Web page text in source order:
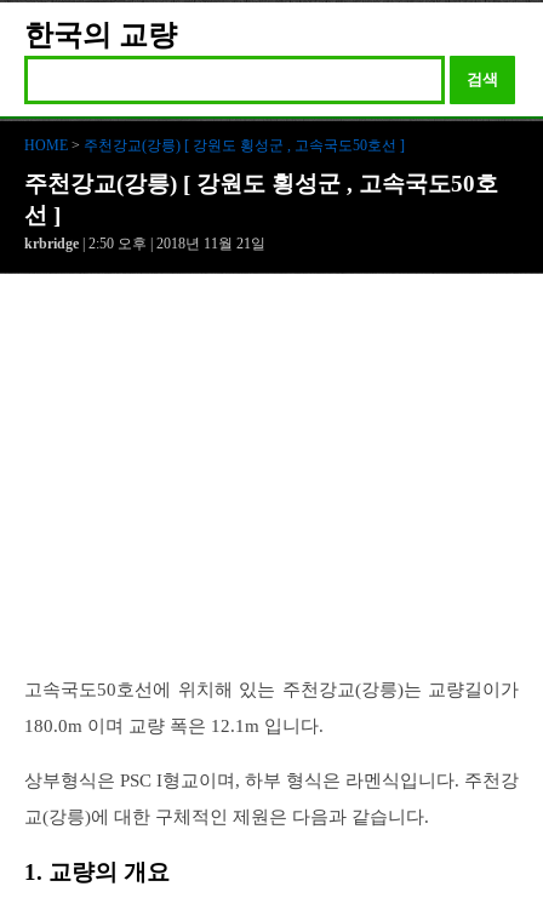
한국의 교량
검색
HOME > 주천강교(강릉) [ 강원도 횡성군 , 고속국도50호선 ]
주천강교(강릉) [ 강원도 횡성군 , 고속국도50호
선 ]
krbridge | 2:50 오후 | 2018년 11월 21일
고속국도50호선에 위치해 있는 주천강교(강릉)는 교량길이가
180.0m 이며 교량 폭은 12.1m 입니다.
상부형식은 PSC I형교이며, 하부 형식은 라멘식입니다. 주천강
교(강릉)에 대한 구체적인 제원은 다음과 같습니다.
1. 교량의 개요